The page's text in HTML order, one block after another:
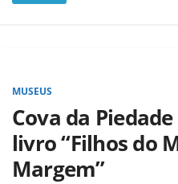
MUSEUS
Cova da
livro “Filhos do
Margem”